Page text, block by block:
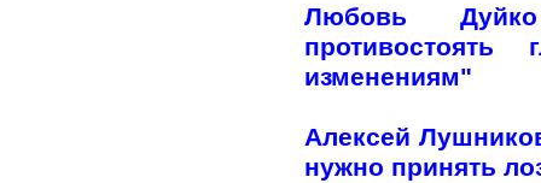
Любовь
противостоять
изменениям"
Алексей
нужно принять